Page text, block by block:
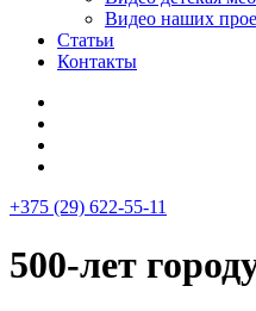
Видео наших
Статьи
Контакты
+375 (29) 622-55-11
500-лет